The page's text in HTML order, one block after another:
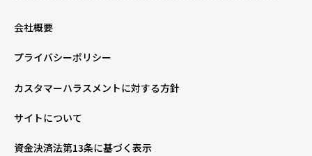
会社概要
プライバシーポリシー
カスタマーハラスメントに対する方針
サイトについて
資金決済法第13条に基づく表示